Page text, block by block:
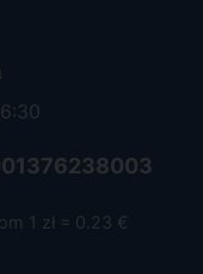
1 zł = 0.23 €